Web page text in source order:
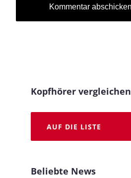
Kopfhörer vergleichen
AUF DIE LISTE
Beliebte News